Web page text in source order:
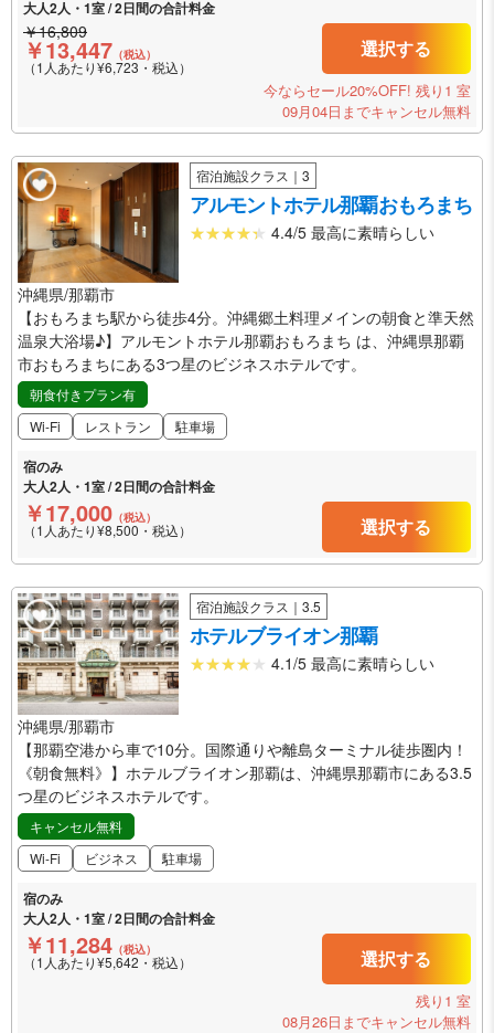
大人2人・1室 / 2日間の合計料金
￥16,809
￥13,447 （税込）
（1人あたり¥6,723・税込）
選択する
今ならセール20%OFF! 残り1 室
09月04日までキャンセル無料
宿泊施設クラス｜3
アルモントホテル那覇おもろまち
4.4/5 最高に素晴らしい
沖縄県/那覇市
【おもろまち駅から徒歩4分。沖縄郷土料理メインの朝食と準天然
温泉大浴場♪】アルモントホテル那覇おもろまち は、沖縄県那覇
市おもろまちにある3つ星のビジネスホテルです。
朝食付きプラン有
Wi-Fi
レストラン 駐車場
宿のみ
大人2人・1室 / 2日間の合計料金
￥17,000 （税込）
（1人あたり¥8,500・税込） 選択する
宿泊施設クラス｜3.5
ホテルブライオン那覇
4.1/5 最高に素晴らしい
沖縄県/那覇市
【那覇空港から車で10分。国際通りや離島ターミナル徒歩圏内！
《朝食無料》】ホテルブライオン那覇は、沖縄県那覇市にある3.5
つ星のビジネスホテルです。
キャンセル無料
Wi-Fi
ビジネス 駐車場
宿のみ
大人2人・1室 / 2日間の合計料金
￥11,284 （税込）
（1人あたり¥5,642・税込） 選択する
残り1 室
08月26日までキャンセル無料